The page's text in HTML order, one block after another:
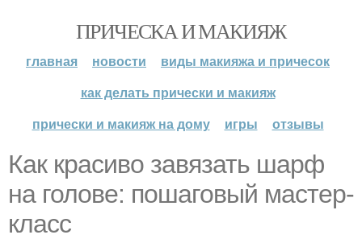
ПРИЧЕСКА И МАКИЯЖ
главная новости
виды макияжа и причесок
как делать прически и макияж
прически и макияж на дому
игры отзывы
Как красиво завязать шарф
на голове: пошаговый мастер-
класс